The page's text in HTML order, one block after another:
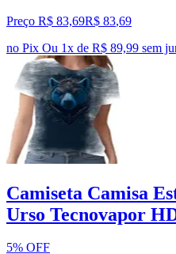
Preço R$ 83,69R$ 83,69
no Pix Ou 1x de R$ 89,99 sem
Camiseta Camisa
Urso Tecnovapor
5% OFF